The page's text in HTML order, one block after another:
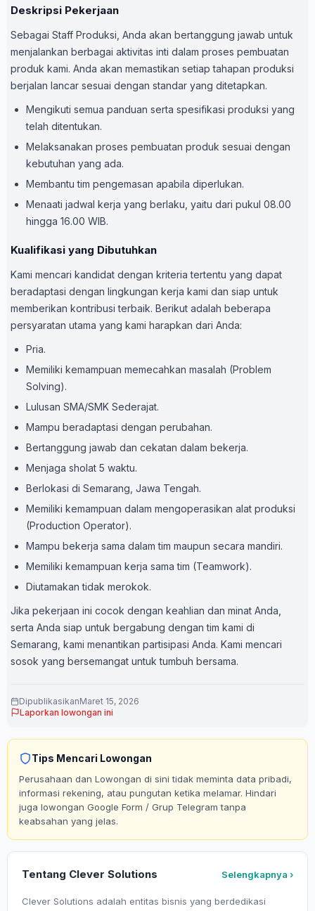
Deskripsi Pekerjaan
Sebagai Staff Produksi, Anda akan bertanggung jawab untuk
menjalankan berbagai aktivitas inti dalam proses pembuatan
produk kami. Anda akan memastikan setiap tahapan produksi
berjalan lancar sesuai dengan standar yang ditetapkan.
Mengikuti semua panduan serta spesifikasi produksi yang
telah ditentukan.
Melaksanakan proses pembuatan produk sesuai dengan
kebutuhan yang ada.
Membantu tim pengemasan apabila diperlukan.
Menaati jadwal kerja yang berlaku, yaitu dari pukul 08.00
hingga 16.00 WIB.
Kualifikasi yang Dibutuhkan
Kami mencari kandidat dengan kriteria tertentu yang dapat
beradaptasi dengan lingkungan kerja kami dan siap untuk
memberikan kontribusi terbaik. Berikut adalah beberapa
persyaratan utama yang kami harapkan dari Anda:
Pria.
Memiliki kemampuan memecahkan masalah (Problem
Solving).
Lulusan SMA/SMK Sederajat.
Mampu beradaptasi dengan perubahan.
Bertanggung jawab dan cekatan dalam bekerja.
Menjaga sholat 5 waktu.
Berlokasi di Semarang, Jawa Tengah.
Memiliki kemampuan dalam mengoperasikan alat produksi
(Production Operator).
Mampu bekerja sama dalam tim maupun secara mandiri.
Memiliki kemampuan kerja sama tim (Teamwork).
Diutamakan tidak merokok.
Jika pekerjaan ini cocok dengan keahlian dan minat Anda,
serta Anda siap untuk bergabung dengan tim kami di
Semarang, kami menantikan partisipasi Anda. Kami mencari
sosok yang bersemangat untuk tumbuh bersama.
DipublikasikanMaret 15, 2026
Laporkan lowongan ini
Tips Mencari Lowongan
Perusahaan dan Lowongan di sini tidak meminta data pribadi,
informasi rekening, atau pungutan ketika melamar. Hindari
juga lowongan Google Form / Grup Telegram tanpa
keabsahan yang jelas.
Tentang Clever Solutions Selengkapnya ›
Clever Solutions adalah entitas bisnis yang berdedikasi